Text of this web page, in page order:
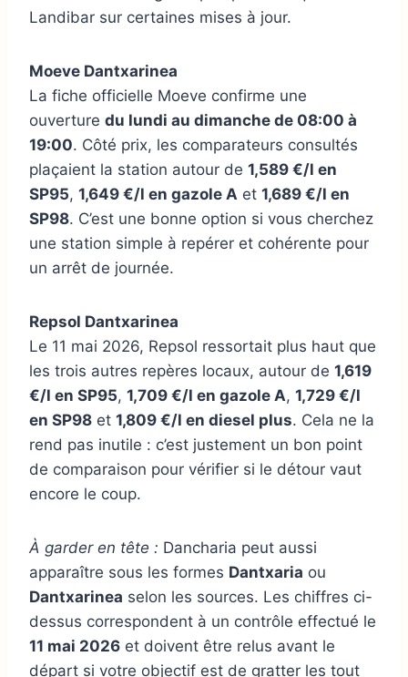
Landibar sur certaines mises à jour.
Moeve Dantxarinea
La fiche officielle Moeve confirme une
ouverture du lundi au dimanche de 08:00 à
19:00. Côté prix, les comparateurs consultés
plaçaient la station autour de 1,589 €/l en
SP95, 1,649 €/l en gazole A et 1,689 €/l en
SP98. C’est une bonne option si vous cherchez
une station simple à repérer et cohérente pour
un arrêt de journée.
Repsol Dantxarinea
Le 11 mai 2026, Repsol ressortait plus haut que
les trois autres repères locaux, autour de 1,619
€/l en SP95, 1,709 €/l en gazole A, 1,729 €/l
en SP98 et 1,809 €/l en diesel plus. Cela ne la
rend pas inutile : c’est justement un bon point
de comparaison pour vérifier si le détour vaut
encore le coup.
À garder en tête : Dancharia peut aussi
apparaître sous les formes Dantxaria ou
Dantxarinea selon les sources. Les chiffres ci-
dessus correspondent à un contrôle effectué le
11 mai 2026 et doivent être relus avant le
départ si votre objectif est de gratter les tout